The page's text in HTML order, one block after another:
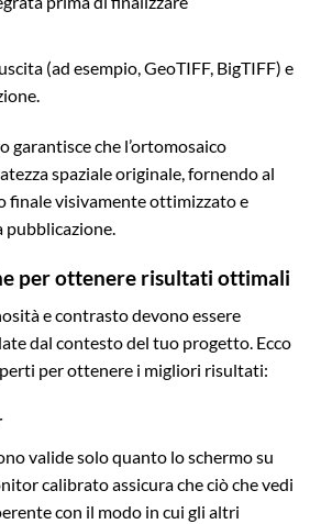
(ad esempio, GeoTIFF, BigTIFF) e
garantisce che l’ortomosaico
spaziale originale, fornendo al
finale visivamente ottimizzato e
pubblicazione.
per ottenere risultati ottimali
e contrasto devono essere
dal contesto del tuo progetto. Ecco
per ottenere i migliori risultati:
valide solo quanto lo schermo su
calibrato assicura che ciò che vedi
con il modo in cui gli altri